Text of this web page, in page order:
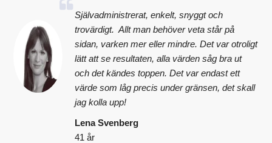
Självadministrerat, enkelt, snyggt och
trovärdigt. Allt man behöver veta står på
sidan, varken mer eller mindre. Det var otroligt
lätt att se resultaten, alla värden såg bra ut
och det kändes toppen. Det var endast ett
värde som låg precis under gränsen, det skall
jag kolla upp!
Lena Svenberg
41 år